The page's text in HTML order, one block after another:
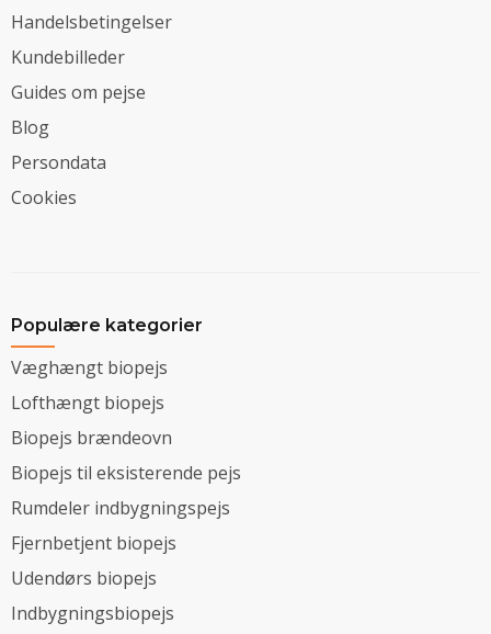
Handelsbetingelser
Kundebilleder
Guides om pejse
Blog
Persondata
Cookies
Populære kategorier
Væghængt biopejs
Lofthængt biopejs
Biopejs brændeovn
Biopejs til eksisterende pejs
Rumdeler indbygningspejs
Fjernbetjent biopejs
Udendørs biopejs
Indbygningsbiopejs